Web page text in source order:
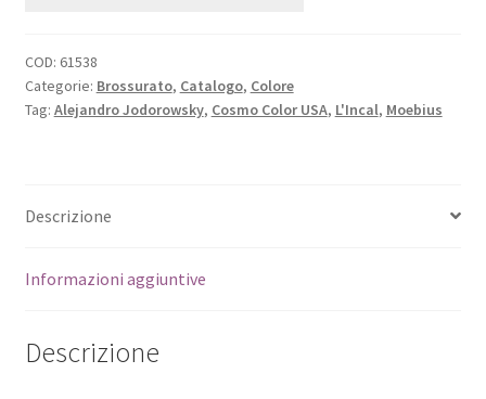
COD: 61538
Categorie: Brossurato, Catalogo, Colore
Tag: Alejandro Jodorowsky, Cosmo Color USA, L'Incal, Moebius
Descrizione
Informazioni aggiuntive
Descrizione